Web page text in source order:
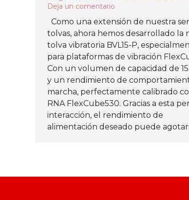
Deja un comentario
Como una extensión de nuestra
tolvas, ahora hemos desarrollado la
tolva vibratoria BVL15-P,
para plataformas de vibración
Con un volumen de capacidad de
y un rendimiento de
marcha, perfectamente calibrado
RNA FlexCube530. Gracias a esta
interacción, el rendimiento de
alimentación deseado puede